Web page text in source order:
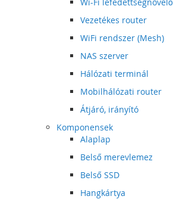
Vezetékes router
WiFi rendszer (Mesh)
NAS szerver
Hálózati terminál
Mobilhálózati router
Átjáró, irányító
Komponensek
Alaplap
Belső merevlemez
Belső SSD
Hangkártya